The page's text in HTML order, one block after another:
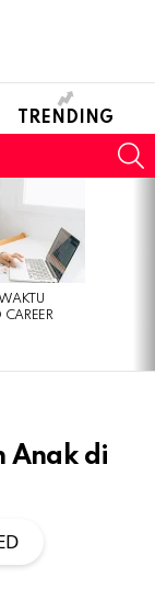
TRENDING
CAREER
Anak di